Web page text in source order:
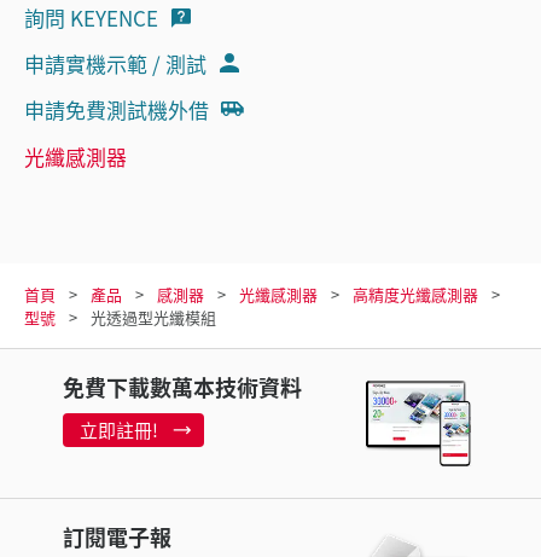
詢問 KEYENCE
申請實機示範 / 測試
申請免費測試機外借
光纖感測器
首頁 產品 感測器 光纖感測器
高精度光纖感測器
型號
光透過型光纖模組
免費下載數萬本技術資料
立即註冊!
訂閱電子報